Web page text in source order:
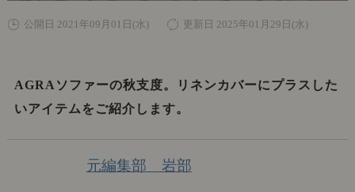
公開日 2021年09月01日(水) 更新日 2025年01月29日(水)
AGRAソファーの秋支度。リネンカバーにプラスした
いアイテムをご紹介します。
元編集部 岩部